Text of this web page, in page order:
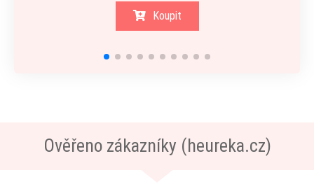
Koupit
Ověřeno zákazníky (heureka.cz)